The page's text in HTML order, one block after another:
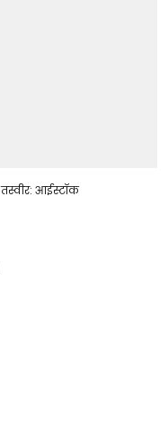
तस्वीर: आईस्टॉक